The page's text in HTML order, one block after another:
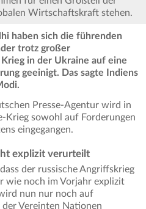
Wirtschaftskraft stehen.
haben sich die führenden
trotz großer
in der Ukraine auf eine
geeinigt. Das sagte Indiens
Presse-Agentur wird in
Krieg sowohl auf Forderungen
eingegangen.
explizit verurteilt
der russische Angriffskrieg
wie noch im Vorjahr explizit
nun nur noch auf
Vereinten Nationen